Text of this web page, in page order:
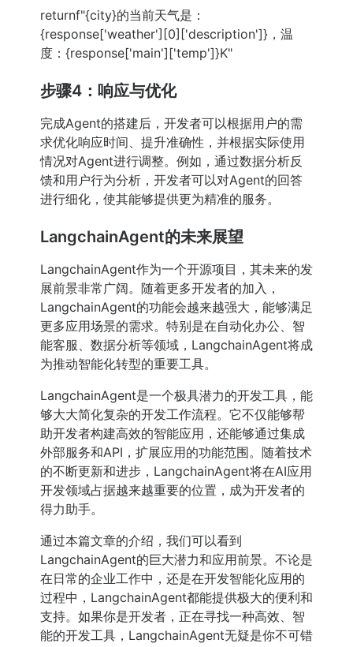
returnf"{city}的当前天气是：
{response['weather'][0]['description']}，温
度：{response['main']['temp']}K"
步骤4：响应与优化
完成Agent的搭建后，开发者可以根据用户的需
求优化响应时间、提升准确性，并根据实际使用
情况对Agent进行调整。例如，通过数据分析反
馈和用户行为分析，开发者可以对Agent的回答
进行细化，使其能够提供更为精准的服务。
LangchainAgent的未来展望
LangchainAgent作为一个开源项目，其未来的发
展前景非常广阔。随着更多开发者的加入，
LangchainAgent的功能会越来越强大，能够满足
更多应用场景的需求。特别是在自动化办公、智
能客服、数据分析等领域，LangchainAgent将成
为推动智能化转型的重要工具。
LangchainAgent是一个极具潜力的开发工具，能
够大大简化复杂的开发工作流程。它不仅能够帮
助开发者构建高效的智能应用，还能够通过集成
外部服务和API，扩展应用的功能范围。随着技术
的不断更新和进步，LangchainAgent将在AI应用
开发领域占据越来越重要的位置，成为开发者的
得力助手。
通过本篇文章的介绍，我们可以看到
LangchainAgent的巨大潜力和应用前景。不论是
在日常的企业工作中，还是在开发智能化应用的
过程中，LangchainAgent都能提供极大的便利和
支持。如果你是开发者，正在寻找一种高效、智
能的开发工具，LangchainAgent无疑是你不可错